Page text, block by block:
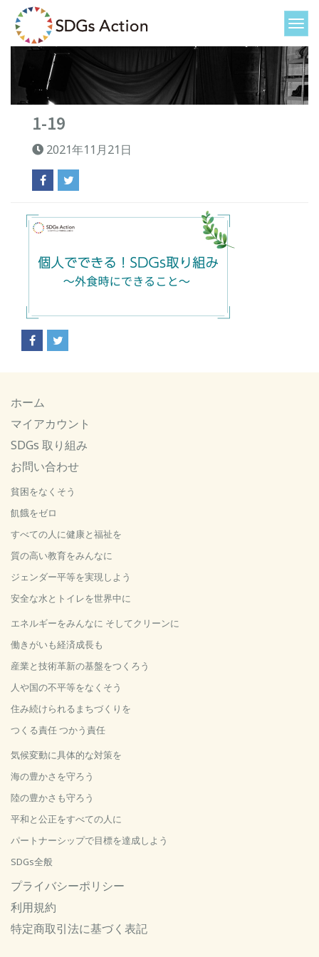
1-19
2021年11月21日
ホーム
マイアカウント
SDGs 取り組み
お問い合わせ
貧困をなくそう
飢餓をゼロ
すべての人に健康と福祉を
質の高い教育をみんなに
ジェンダー平等を実現しよう
安全な水とトイレを世界中に
エネルギーをみんなに そしてクリーンに
働きがいも経済成長も
産業と技術革新の基盤をつくろう
人や国の不平等をなくそう
住み続けられるまちづくりを
つくる責任 つかう責任
気候変動に具体的な対策を
海の豊かさを守ろう
陸の豊かさも守ろう
平和と公正をすべての人に
パートナーシップで目標を達成しよう
SDGs全般
プライバシーポリシー
利用規約
特定商取引法に基づく表記